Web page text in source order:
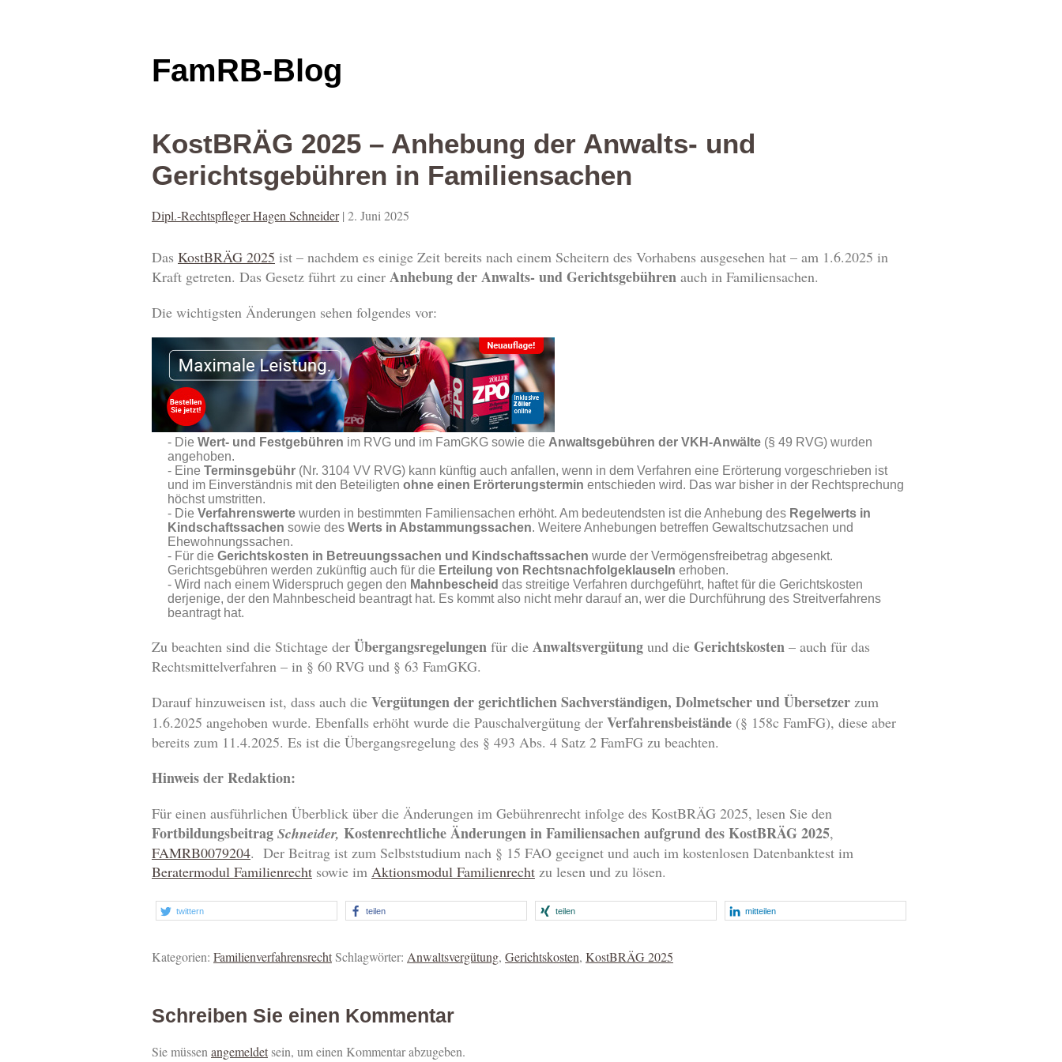
FamRB-Blog
KostBRÄG 2025 – Anhebung der Anwalts- und
Gerichtsgebühren in Familiensachen
Dipl.-Rechtspfleger Hagen Schneider | 2. Juni 2025
Das KostBRÄG 2025 ist – nachdem es einige Zeit bereits nach einem Scheitern des Vorhabens ausgesehen hat – am 1.6.2025 in
Kraft getreten. Das Gesetz führt zu einer Anhebung der Anwalts- und Gerichtsgebühren auch in Familiensachen.
Die wichtigsten Änderungen sehen folgendes vor:
Die Wert- und Festgebühren im RVG und im FamGKG sowie die Anwaltsgebühren der VKH-Anwälte (§ 49 RVG) wurden
angehoben.
Eine Terminsgebühr (Nr. 3104 VV RVG) kann künftig auch anfallen, wenn in dem Verfahren eine Erörterung vorgeschrieben ist
und im Einverständnis mit den Beteiligten ohne einen Erörterungstermin entschieden wird. Das war bisher in der Rechtsprechung
höchst umstritten.
Die Verfahrenswerte wurden in bestimmten Familiensachen erhöht. Am bedeutendsten ist die Anhebung des Regelwerts in
Kindschaftssachen sowie des Werts in Abstammungssachen. Weitere Anhebungen betreffen Gewaltschutzsachen und
Ehewohnungssachen.
Für die Gerichtskosten in Betreuungssachen und Kindschaftssachen wurde der Vermögensfreibetrag abgesenkt.
Gerichtsgebühren werden zukünftig auch für die Erteilung von Rechtsnachfolgeklauseln erhoben.
Wird nach einem Widerspruch gegen den Mahnbescheid das streitige Verfahren durchgeführt, haftet für die Gerichtskosten
derjenige, der den Mahnbescheid beantragt hat. Es kommt also nicht mehr darauf an, wer die Durchführung des Streitverfahrens
beantragt hat.
Zu beachten sind die Stichtage der Übergangsregelungen für die Anwaltsvergütung und die Gerichtskosten – auch für das
Rechtsmittelverfahren – in § 60 RVG und § 63 FamGKG.
Darauf hinzuweisen ist, dass auch die Vergütungen der gerichtlichen Sachverständigen, Dolmetscher und Übersetzer zum
1.6.2025 angehoben wurde. Ebenfalls erhöht wurde die Pauschalvergütung der Verfahrensbeistände (§ 158c FamFG), diese aber
bereits zum 11.4.2025. Es ist die Übergangsregelung des § 493 Abs. 4 Satz 2 FamFG zu beachten.
Hinweis der Redaktion:
Für einen ausführlichen Überblick über die Änderungen im Gebührenrecht infolge des KostBRÄG 2025, lesen Sie den
Fortbildungsbeitrag Schneider, Kostenrechtliche Änderungen in Familiensachen aufgrund des KostBRÄG 2025,
FAMRB0079204. Der Beitrag ist zum Selbststudium nach § 15 FAO geeignet und auch im kostenlosen Datenbanktest im
Beratermodul Familienrecht sowie im Aktionsmodul Familienrecht zu lesen und zu lösen.
twittern teilen teilen mitteilen
Kategorien: FamilienverfahrensrechtSchlagwörter: Anwaltsvergütung, Gerichtskosten, KostBRÄG 2025
Schreiben Sie einen Kommentar
Sie müssen angemeldet sein, um einen Kommentar abzugeben.